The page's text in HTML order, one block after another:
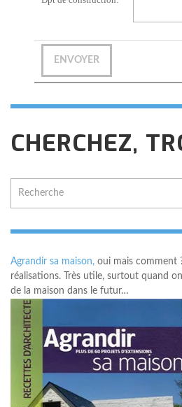
CHERCHEZ,
Agrandir sa maison, oui mais comment
réalisations. Très utile, surtout quand
de la maison dans le futur…